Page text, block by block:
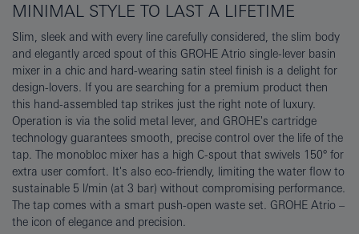
MINIMAL STYLE TO LAST A LIFETIME
Slim, sleek and with every line carefully considered, the slim body
and elegantly arced spout of this GROHE Atrio single-lever basin
mixer in a chic and hard-wearing satin steel finish is a delight for
design-lovers. If you are searching for a premium product then
this hand-assembled tap strikes just the right note of luxury.
Operation is via the solid metal lever, and GROHE's cartridge
technology guarantees smooth, precise control over the life of the
tap. The monobloc mixer has a high C-spout that swivels 150° for
extra user comfort. It's also eco-friendly, limiting the water flow to
sustainable 5 l/min (at 3 bar) without compromising performance.
The tap comes with a smart push-open waste set. GROHE Atrio –
the icon of elegance and precision.